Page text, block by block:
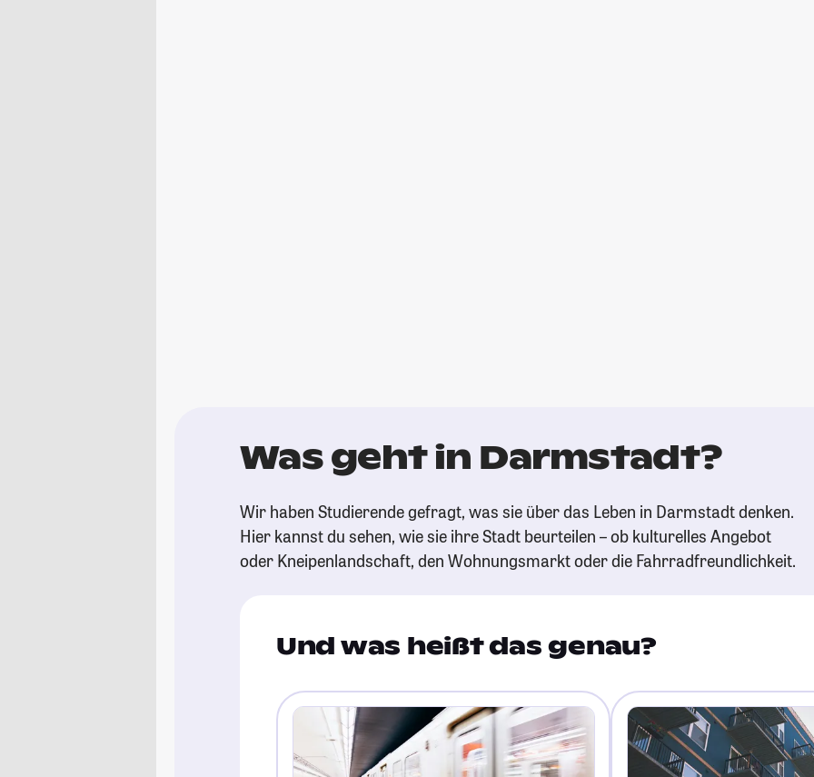
Was geht in Darmstadt?
Wir haben Studierende gefragt, was sie über das Leben in Darmstadt denken.
Hier kannst du sehen, wie sie ihre Stadt beurteilen – ob kulturelles Angebot
oder Kneipenlandschaft, den Wohnungsmarkt oder die Fahrradfreundlichkeit.
Und was heißt das genau?